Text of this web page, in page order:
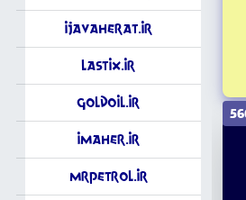
iJavaherat.ir
Lastix.ir
GoldOil.ir
iMaher.ir
MrPetrol.ir